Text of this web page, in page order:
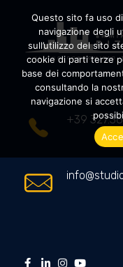
Amministrazioni Rizzardo
+39
Questo sito fa uso
navigazione degli
sull’utilizzo del sito
cookie di parti terze
base dei
consultando la
navigazione si